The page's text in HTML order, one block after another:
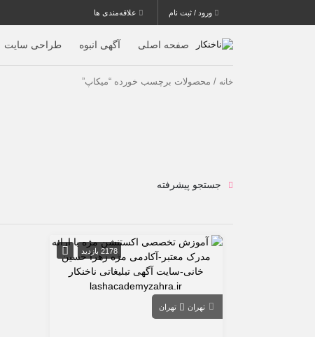
ورود / ثبت نام علاقه‌مندی ها
صفحه اصلی آگهی انبوه طراحی سایت
خانه / محصولات برچسب خورده “میکاپ”
جستجو پیشرفته
2178 بازدید
تهران تهران